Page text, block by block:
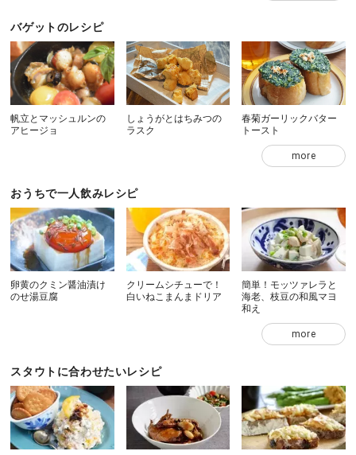
バゲットのレシピ
帆立とマッシュルンの
アヒージョ
しょうがとはちみつの
ラスク
春菊ガーリックバター
トースト
more
おうちで一人飲みレシピ
卵黄のクミン醤油漬け
のせ湯豆腐
クリームシチューで！
白いねこまんまドリア
簡単！モッツァレラと
海老、枝豆の和風マヨ
和え
more
スタウトに合わせたいレシピ